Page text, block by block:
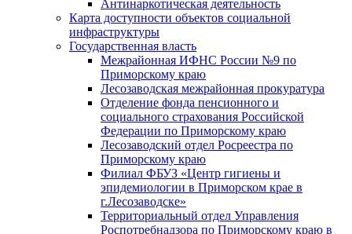
Антинаркотическая деятельность
Карта доступности объектов социальной
инфраструктуры
Государственная власть
Межрайонная ИФНС России №9 по
Приморскому краю
Лесозаводская межрайонная прокуратура
Отделение фонда пенсионного и
социального страхования Российской
Федерации по Приморскому краю
Лесозаводский отдел Росреестра по
Приморскому краю
Филиал ФБУЗ «Центр гигиены и
эпидемиологии в Приморском крае в
г.Лесозаводске»
Территориальный отдел Управления
Роспотребнадзора по Приморскому краю в